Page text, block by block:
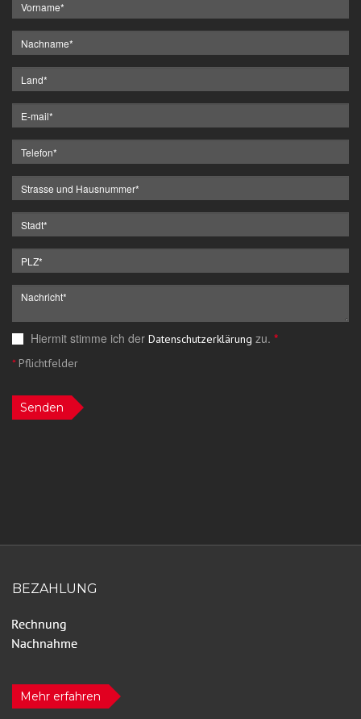
Hiermit stimme ich der Datenschutzerklärung zu. *
*Pflichtfelder
Senden
BEZAHLUNG
Mehr erfahren